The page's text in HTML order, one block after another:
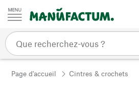
Passer au contenu
Page d'accueil Cintres & crochets